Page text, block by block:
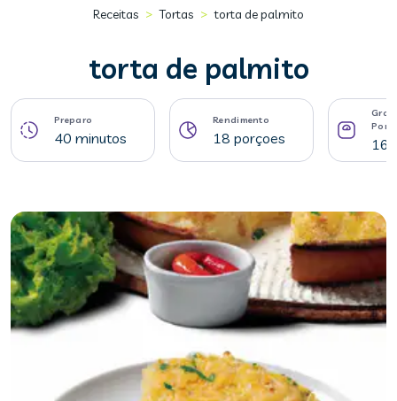
Receitas > Tortas > torta de palmito
torta de palmito
Preparo
40 minutos
Rendimento
18 porçoes